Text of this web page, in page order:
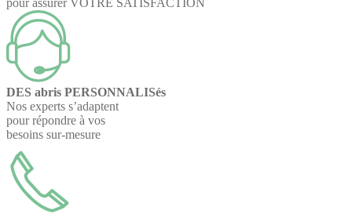
pour assurer VOTRE SATISFACTION
DES abris PERSONNALISés
Nos experts s’adaptent
pour répondre à vos
besoins sur-mesure